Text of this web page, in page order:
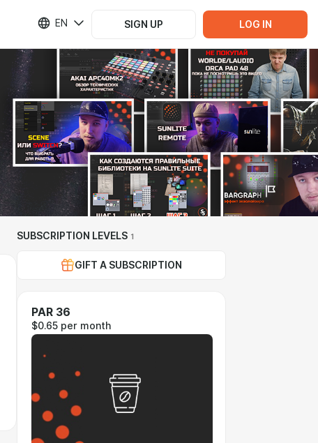
EN SIGN UP LOG IN
SUBSCRIPTION LEVELS 1
GIFT A SUBSCRIPTION
PAR 36
$0.65 per month